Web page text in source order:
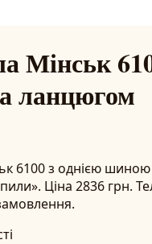
Мінськ
ланцюгом
6100 з однією
Ціна 2836 грн.